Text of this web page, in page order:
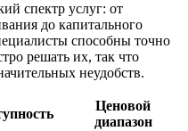
спектр услуг: от
до капитального
способны точно
решать их, так что
неудобств.
Ценовой
диапазон